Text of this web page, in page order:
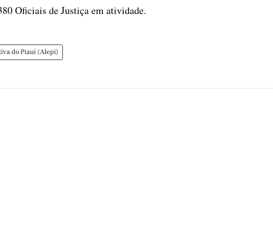
Oficiais de Justiça em atividade.
do Piauí (Alepi)